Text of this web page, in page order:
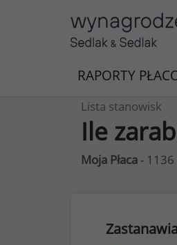
RAPORTY
Lista stanowisk
Ile
Moja Płaca -